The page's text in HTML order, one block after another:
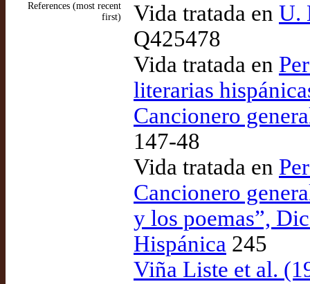
References (most recent
first)
Vida tratada en U.
Q425478
Vida tratada en
literarias
Cancionero
147-48
Vida tratada en
Cancionero
y los poemas”,
Hispánica 245
Viña Liste et al.